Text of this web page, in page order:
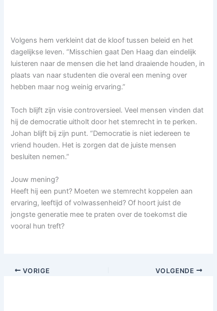
Volgens hem verkleint dat de kloof tussen beleid en het
dagelijkse leven. “Misschien gaat Den Haag dan eindelijk
luisteren naar de mensen die het land draaiende houden, in
plaats van naar studenten die overal een mening over
hebben maar nog weinig ervaring.”
Toch blijft zijn visie controversieel. Veel mensen vinden dat
hij de democratie uitholt door het stemrecht in te perken.
Johan blijft bij zijn punt. “Democratie is niet iedereen te
vriend houden. Het is zorgen dat de juiste mensen
besluiten nemen.”
Jouw mening?
Heeft hij een punt? Moeten we stemrecht koppelen aan
ervaring, leeftijd of volwassenheid? Of hoort juist de
jongste generatie mee te praten over de toekomst die
vooral hun treft?
VORIGE VOLGENDE